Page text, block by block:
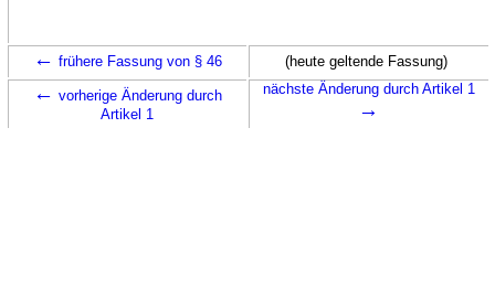
← frühere Fassung von § 46 (heute geltende Fassung)
← vorherige Änderung durch
Artikel 1
nächste Änderung durch Artikel 1
→